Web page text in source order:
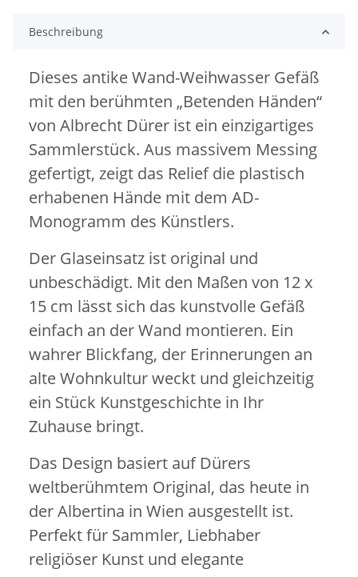
Beschreibung
Dieses antike Wand-Weihwasser Gefäß
mit den berühmten „Betenden Händen“
von Albrecht Dürer ist ein einzigartiges
Sammlerstück. Aus massivem Messing
gefertigt, zeigt das Relief die plastisch
erhabenen Hände mit dem AD-
Monogramm des Künstlers.
Der Glaseinsatz ist original und
unbeschädigt. Mit den Maßen von 12 x
15 cm lässt sich das kunstvolle Gefäß
einfach an der Wand montieren. Ein
wahrer Blickfang, der Erinnerungen an
alte Wohnkultur weckt und gleichzeitig
ein Stück Kunstgeschichte in Ihr
Zuhause bringt.
Das Design basiert auf Dürers
weltberühmtem Original, das heute in
der Albertina in Wien ausgestellt ist.
Perfekt für Sammler, Liebhaber
religiöser Kunst und elegante